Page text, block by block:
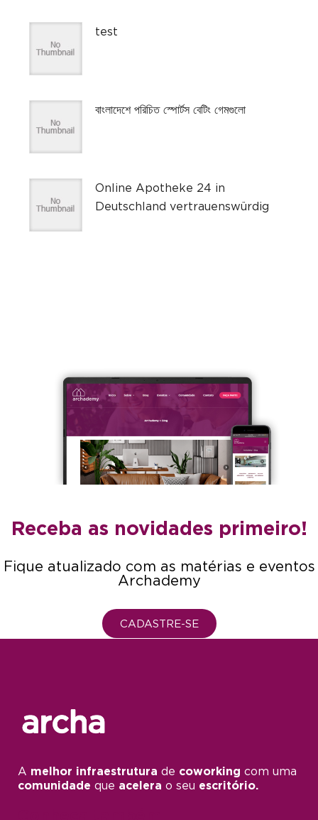
test
বাংলাদেশে পরিচিত স্পোর্টস বেটিং গেমগুলো
Online Apotheke 24 in
Deutschland vertrauenswürdig
Receba as novidades primeiro!
Fique atualizado com as matérias e eventos
Archademy
CADASTRE-SE
A melhor infraestrutura de coworking com uma
comunidade que acelera o seu escritório.